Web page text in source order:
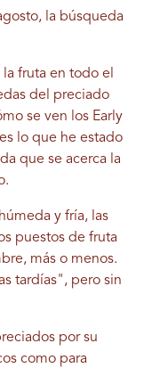
la búsqueda
fruta en todo el
del preciado
se ven los Early
lo que he estado
que se acerca la
y fría, las
puestos de fruta
más o menos.
tardías", pero sin
por su
como para